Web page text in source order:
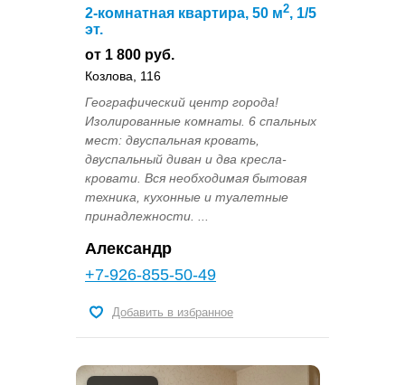
2-комнатная квартира, 50 м2, 1/5
эт.
от 1 800 руб.
Козлова, 116
Географический центр города!
Изолированные комнаты. 6 спальных
мест: двуспальная кровать,
двуспальный диван и два кресла-
кровати. Вся необходимая бытовая
техника, кухонные и туалетные
принадлежности. ...
Александр
+7-926-855-50-49
Добавить в избранное